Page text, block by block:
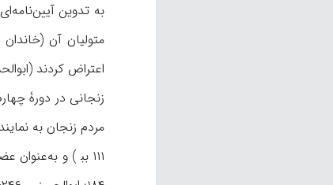
به تدوین
اعتراض کردند
مردم زنجان به
۱۱۱ بب‍‌ ) و